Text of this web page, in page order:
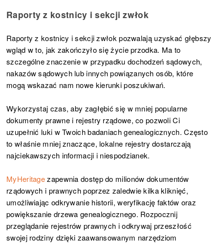
Raporty z kostnicy i sekcji zwłok
Raporty z kostnicy i sekcji zwłok pozwalają uzyskać głębszy
wgląd w to, jak zakończyło się życie przodka. Ma to
szczególne znaczenie w przypadku dochodzeń sądowych,
nakazów sądowych lub innych powiązanych osób, które
mogą wskazać nam nowe kierunki poszukiwań.
Wykorzystaj czas, aby zagłębić się w mniej popularne
dokumenty prawne i rejestry rządowe, co pozwoli Ci
uzupełnić luki w Twoich badaniach genealogicznych. Często
to właśnie mniej znaczące, lokalne rejestry dostarczają
najciekawszych informacji i niespodzianek.
MyHeritagezapewnia dostęp do milionów dokumentów
rządowych i prawnych poprzez zaledwie kilka kliknięć,
umożliwiając odkrywanie historii, weryfikację faktów oraz
powiększanie drzewa genealogicznego. Rozpocznij
przeglądanie rejestrów prawnych i odkrywaj przeszłość
swojej rodziny dzięki zaawansowanym narzędziom